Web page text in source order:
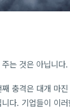
는 것은 아닙니다.
충격은 대개 마
다. 기업들이 이